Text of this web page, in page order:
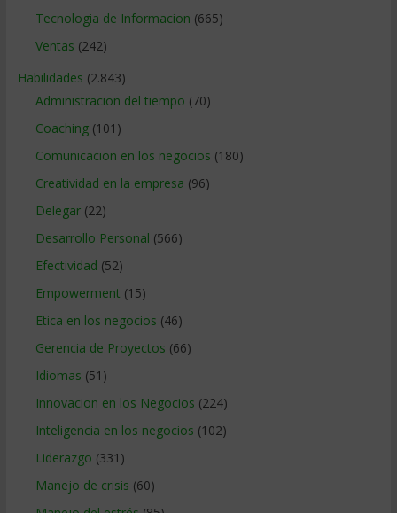
Tecnologia de Informacion (665)
Ventas (242)
Habilidades (2.843)
Administracion del tiempo (70)
Coaching(101)
Comunicacion en los negocios (180)
Creatividad en la empresa (96)
Delegar(22)
Desarrollo Personal (566)
Efectividad (52)
Empowerment (15)
Etica en los negocios (46)
Gerencia de Proyectos (66)
Idiomas (51)
Innovacion en los Negocios (224)
Inteligencia en los negocios (102)
Liderazgo (331)
Manejo de crisis (60)